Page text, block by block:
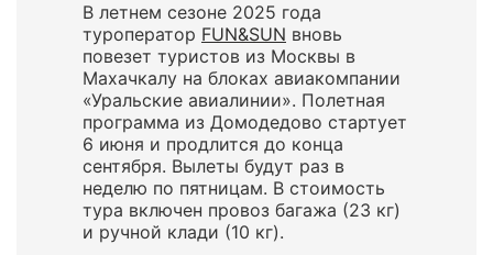
В летнем сезоне 2025 года
туроператор FUN&SUN вновь
повезет туристов из Москвы в
Махачкалу на блоках авиакомпании
«Уральские авиалинии». Полетная
программа из Домодедово стартует
6 июня и продлится до конца
сентября. Вылеты будут раз в
неделю по пятницам. В стоимость
тура включен провоз багажа (23 кг)
и ручной клади (10 кг).